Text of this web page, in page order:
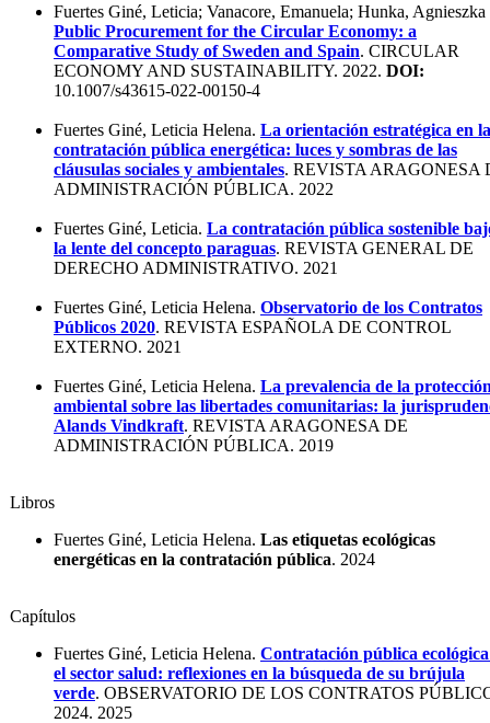
Fuertes Giné, Leticia; Vanacore, Emanuela; Hunka,
Public Procurement for the Circular Economy: a
Comparative Study of Sweden and Spain. CIRCULAR
ECONOMY AND SUSTAINABILITY. 2022. DOI:
10.1007/s43615-022-00150-4
Fuertes Giné, Leticia Helena. La orientación estratégica en la
contratación pública energética: luces y sombras de las
cláusulas sociales y ambientales. REVISTA ARAGONESA
ADMINISTRACIÓN PÚBLICA. 2022
Fuertes Giné, Leticia. La contratación pública sostenible
la lente del concepto paraguas. REVISTA GENERAL DE
DERECHO ADMINISTRATIVO. 2021
Fuertes Giné, Leticia Helena. Observatorio de los Contratos
Públicos 2020. REVISTA ESPAÑOLA DE CONTROL
EXTERNO. 2021
Fuertes Giné, Leticia Helena. La prevalencia de la
ambiental sobre las libertades comunitarias: la
Alands Vindkraft. REVISTA ARAGONESA DE
ADMINISTRACIÓN PÚBLICA. 2019
Libros
Fuertes Giné, Leticia Helena. Las etiquetas ecológicas
energéticas en la contratación pública. 2024
Capítulos
Fuertes Giné, Leticia Helena. Contratación pública
el sector salud: reflexiones en la búsqueda de su brújula
verde. OBSERVATORIO DE LOS CONTRATOS
2024. 2025